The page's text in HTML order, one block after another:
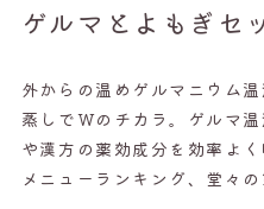
ゲルマとよもぎセ
外からの温めゲルマニウム
蒸しでWのチカラ。ゲルマ
や漢方の薬効成分を効率よ
メニューランキング、堂々の